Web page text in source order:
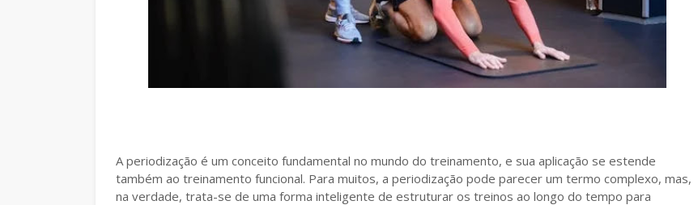
A periodização é um conceito fundamental no mundo do treinamento, e sua aplicação se estende
também ao treinamento funcional. Para muitos, a periodização pode parecer um termo complexo, mas,
na verdade, trata-se de uma forma inteligente de estruturar os treinos ao longo do tempo para